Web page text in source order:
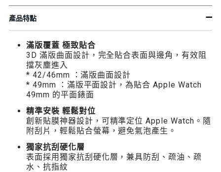
產品特點
滿版覆蓋 極致貼合
3D 滿版曲面設計，完全貼合表面與邊角，有效阻
擋灰塵進入
* 42/46mm ：滿版曲面設計
* 49mm ：滿版平面設計，為貼合 Apple Watch
49mm 的平面錶面
精準安裝 輕鬆對位
創新貼膜神器設計，可精準定位 Apple Watch。隨
附刮片，輕鬆貼合螢幕，避免氣泡產生。
獨家抗刮硬化層
表面採用獨家抗刮硬化層，兼具防刮、疏油、疏
水、抗指紋